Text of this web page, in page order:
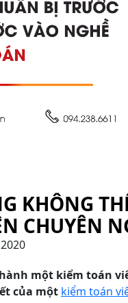
KHÔNG
CHUYÊN
một kiểm toán
của một kiểm toán